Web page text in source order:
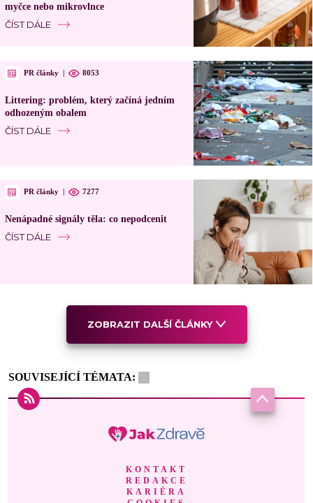
myčce nebo mikrovlnce
ČÍST DÁLE
PR články 8053
Littering: problém, který začíná jedním
odhozeným obalem
ČÍST DÁLE
PR články 7277
Nenápadné signály těla: co nepodcenit
ČÍST DÁLE
ZOBRAZIT DALŠÍ ČLÁNKY
SOUVISEJÍCÍ TÉMATA:
KONTAKT
REDAKCE
KARIÉRA